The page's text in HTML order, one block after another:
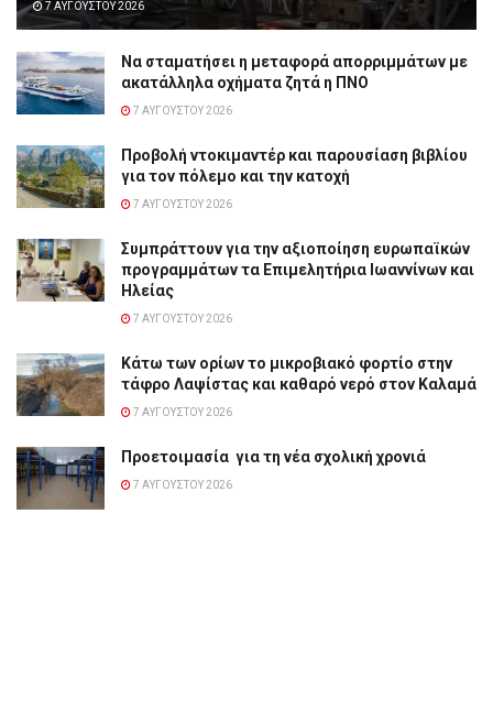
7 ΑΥΓΟΎΣΤΟΥ 2026
Να σταματήσει η μεταφορά απορριμμάτων με
ακατάλληλα οχήματα ζητά η ΠΝΟ
7 ΑΥΓΟΎΣΤΟΥ 2026
Προβολή ντοκιμαντέρ και παρουσίαση βιβλίου
για τον πόλεμο και την κατοχή
7 ΑΥΓΟΎΣΤΟΥ 2026
Συμπράττουν για την αξιοποίηση ευρωπαϊκών
προγραμμάτων τα Επιμελητήρια Ιωαννίνων και
Ηλείας
7 ΑΥΓΟΎΣΤΟΥ 2026
Κάτω των ορίων το μικροβιακό φορτίο στην
τάφρο Λαψίστας και καθαρό νερό στον Καλαμά
7 ΑΥΓΟΎΣΤΟΥ 2026
Προετοιμασία για τη νέα σχολική χρονιά
7 ΑΥΓΟΎΣΤΟΥ 2026